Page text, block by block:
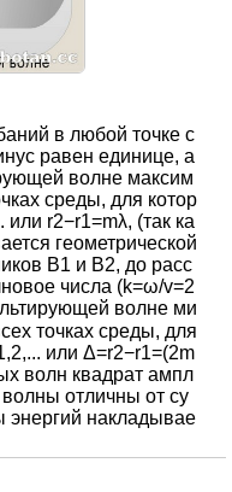
в любой точке с
равен единице, а
волне максим
среды, для котор
r2−r1=mλ, (так ка
геометрической
B1 и B2, до расс
числа (k=ω/v=2
волне ми
точках среды, для
или Δ=r2−r1=(2m
волн квадрат ампл
отличны от су
накладывае